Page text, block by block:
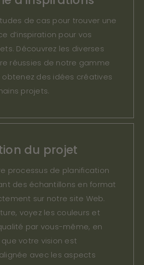
de cas pour trouver une
d’inspiration pour vos
Découvrez les diverses
réussies de notre gamme
des idées créatives
projets.
du projet
processus de planification
des échantillons en format
sur notre site Web.
voyez les couleurs et
par vous-même, en
votre vision est
avec les aspects